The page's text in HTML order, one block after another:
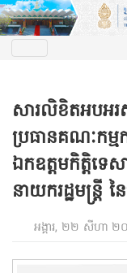
សារលិខិតអបអរ
ប្រធានគណៈកម្
ឯកឧត្តមកិត្តិទ
នាយករដ្ឋមន្ត្រី
អង្គារ, ២២ សីហា